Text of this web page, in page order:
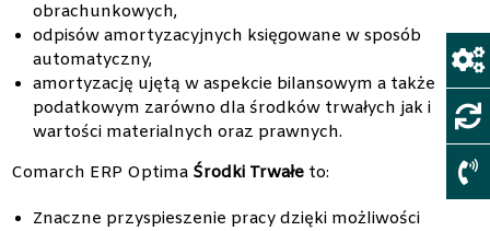
obrachunkowych,
odpisów amortyzacyjnych księgowane w sposób
automatyczny,
amortyzację ujętą w aspekcie bilansowym a także
podatkowym zarówno dla środków trwałych jak i
wartości materialnych oraz prawnych.
Comarch ERP Optima Środki Trwałe to:
Znaczne przyspieszenie pracy dzięki możliwości